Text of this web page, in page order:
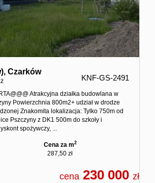
Czarków
KNF-GS-2491
Atrakcyjna działka budowlana w
Powierzchnia 800m2+ udział w drodze
Znakomita lokalizacja: Tylko 750m od
Pszczyny z DK1 500m do szkoły i
spożywczy, ...
Cena za m2
287,50 zł
cena 230 000 zł